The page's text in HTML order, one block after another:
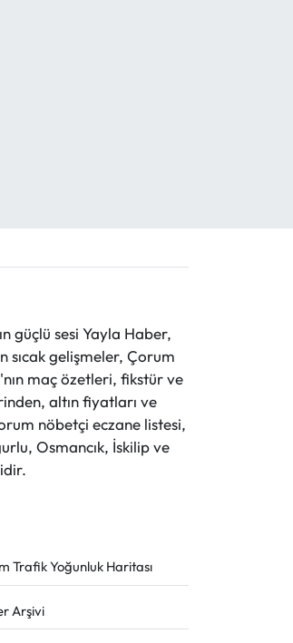
güçlü sesi Yayla Haber,
sıcak gelişmeler, Çorum
maç özetleri, fikstür ve
altın fiyatları ve
nöbetçi eczane listesi,
Osmancık, İskilip ve
Trafik Yoğunluk Haritası
Arşivi